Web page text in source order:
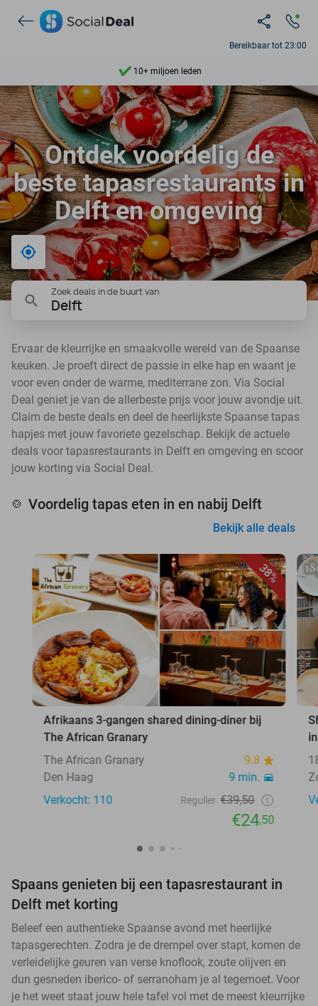
Bereikbaar tot 23:00
Ontdek 15.000+ deals
10+ miljoen leden
9,4
Ontdek 15.000+ deals
Ontdek voordelig de
beste tapasrestaurants in
Delft en omgeving
Bij mij in de buurt
Zoek deals in de buurt van
Delft
Ervaar de kleurrijke en smaakvolle wereld van de Spaanse
keuken. Je proeft direct de passie in elke hap en waant je
voor even onder de warme, mediterrane zon. Via Social
Deal geniet je van de allerbeste prijs voor jouw avondje uit.
Claim de beste deals en deel de heerlijkste Spaanse tapas
hapjes met jouw favoriete gezelschap. Bekijk de actuele
deals voor tapasrestaurants in Delft en omgeving en scoor
jouw korting via Social Deal.
🍲 Voordelig tapas eten in en nabij Delft
Bekijk alle deals
38%
Afrikaans 3-gangen shared dining-diner bij
The African Granary
The African Granary
9.8
Den Haag
9 min.
Verkocht: 110
Regulier €39,50
€24,50
Spaans genieten bij een tapasrestaurant in
Delft met korting
Beleef een authentieke Spaanse avond met heerlijke
tapasgerechten. Zodra je de drempel over stapt, komen de
verleidelijke geuren van verse knoflook, zoute olijven en
dun gesneden iberico- of serranoham je al tegemoet. Voor
je het weet staat jouw hele tafel vol met de meest kleurrijke